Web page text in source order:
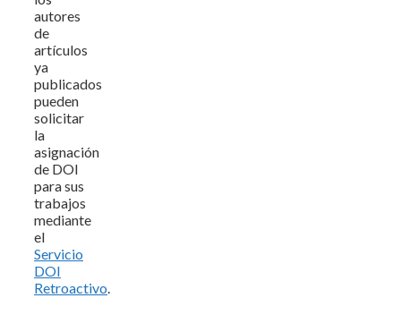
autores
de
artículos
ya
publicados
pueden
solicitar
la
asignación
de DOI
para sus
trabajos
mediante
el
Servicio
DOI
Retroactivo.